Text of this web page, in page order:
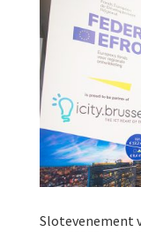
Slotevenement